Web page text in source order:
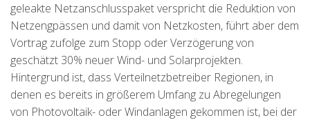
geleakte Netzanschlusspaket verspricht die Reduktion von
Netzengpässen und damit von Netzkosten, führt aber dem
Vortrag zufolge zum Stopp oder Verzögerung von
geschätzt 30% neuer Wind- und Solarprojekten.
Hintergrund ist, dass Verteilnetzbetreiber Regionen, in
denen es bereits in größerem Umfang zu Abregelungen
von Photovoltaik- oder Windanlagen gekommen ist, bei der